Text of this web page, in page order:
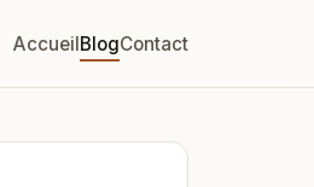
AccueilBlogContact